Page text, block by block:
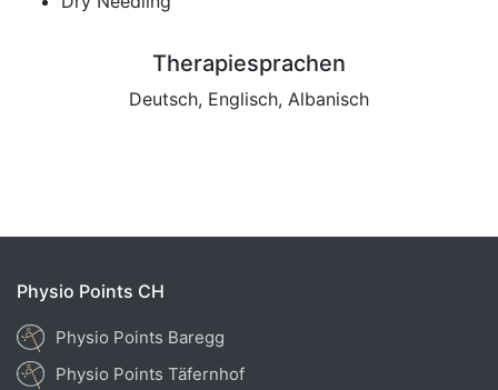
Therapiesprachen
Deutsch, Englisch, Albanisch
Physio Points CH
Physio Points Baregg
Physio Points Täfernhof